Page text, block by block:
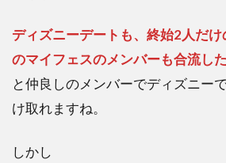
ディズニーデートも、終始2人だ
のマイフェスのメンバーも合流した
と仲良しのメンバーでディズニー
け取れますね。
しかし